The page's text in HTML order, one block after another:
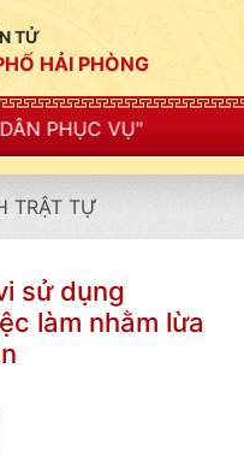
TỬ
HẢI PHÒNG
TRẬT TỰ
sử dụng
làm nhằm lừa